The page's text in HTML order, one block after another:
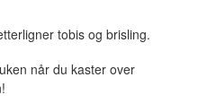
tobis og brisling.
når du kaster over